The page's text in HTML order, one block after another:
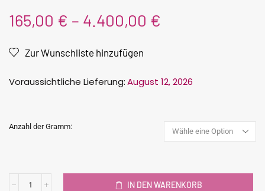
165,00 € – 4.400,00 €
Zur Wunschliste hinzufügen
Voraussichtliche Lieferung:August 12, 2026
Anzahl der Gramm:
IN DEN WARENKORB